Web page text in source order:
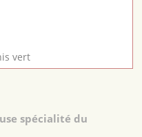
vert
spécialité du